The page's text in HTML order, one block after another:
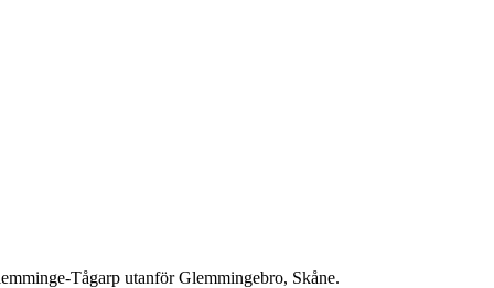
Tågarp utanför Glemmingebro, Skåne.